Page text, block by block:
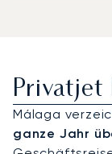
Privatjet
Málaga
ganze Jahr